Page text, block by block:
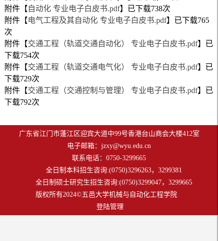
附件【自动化 专业电子白皮书.pdf】已下载738次
附件【电气工程及其自动化 专业电子白皮书.pdf】已下载765
次
附件【交通工程（轨道交通自动化） 专业电子白皮书.pdf】已
下载754次
附件【交通工程（轨道交通电气化） 专业电子白皮书.pdf】已
下载729次
附件【交通工程（交通控制与管理） 专业电子白皮书.pdf】已
下载792次
广东省江门市蓬江区迎宾大道中99号香港台山商会大楼412室
电子邮箱： jzxy@wyu.edu.cn
联系电话：0750-3299665
全日制本科招生咨询:(0750)3296263，3299381
全日制硕士研究生招生咨询:(0750)3299047，3299665
版权所有2024©五邑大学机械与自动化工程学院
登陆管理